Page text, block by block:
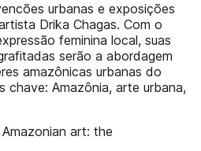
urbanas e exposições
Drika Chagas. Com o
feminina local, suas
serão a abordagem
amazônicas urbanas do
chave: Amazônia, arte urbana,
art: the